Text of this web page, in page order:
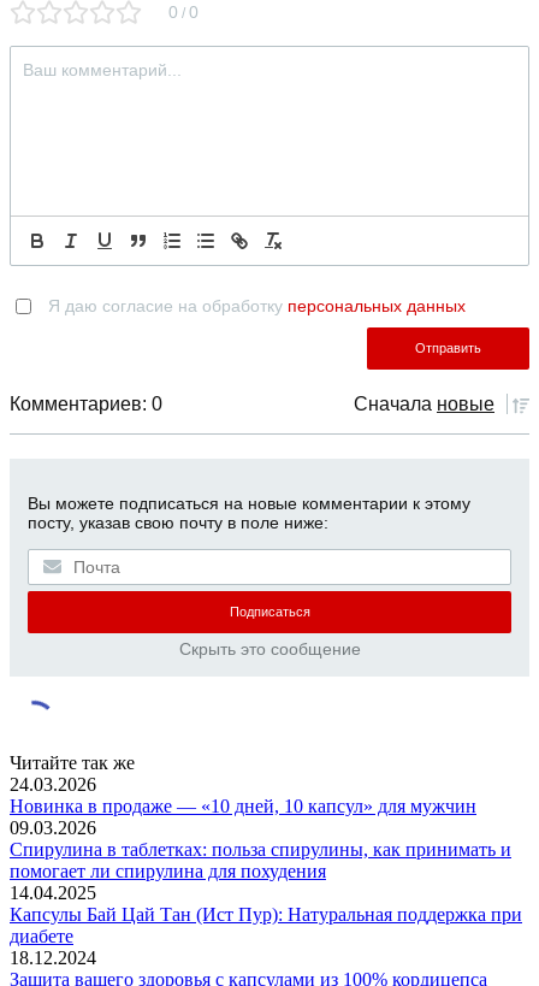
0 / 0
Я даю согласие на обработку персональных данных
Комментариев: 0 Сначала новые
Вы можете подписаться на новые комментарии к этому
посту, указав свою почту в поле ниже:
Скрыть это сообщение
Читайте так же
24.03.2026
Новинка в продаже — «10 дней, 10 капсул» для мужчин
09.03.2026
Спирулина в таблетках: польза спирулины, как принимать и
помогает ли спирулина для похудения
14.04.2025
Капсулы Бай Цай Тан (Ист Пур): Натуральная поддержка при
диабете
18.12.2024
Защита вашего здоровья с капсулами из 100% кордицепса